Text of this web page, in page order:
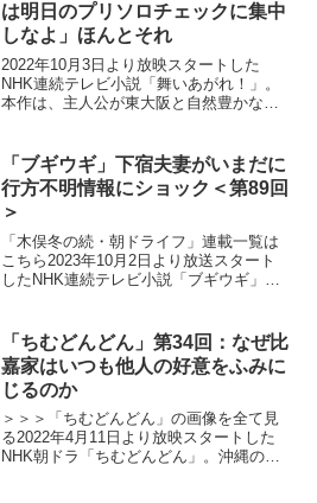
は明日のプリソロチェックに集中
しなよ」ほんとそれ
2022年10月3日より放映スタートした
NHK連続テレビ小説「舞いあがれ！」。
本作は、主人公が東大阪と自然豊かな長
折と再生のストーリー。ものづくりの
町・東大阪で生まれ育...
「ブギウギ」下宿夫妻がいまだに
行方不明情報にショック＜第89回
＞
「木俣冬の続・朝ドライフ」連載一覧は
こちら2023年10月2日より放送スタート
したNHK連続テレビ小説「ブギウギ」。
をモデルにオリジナルストーリーで描く
本作。歌って踊る...
「ちむどんどん」第34回：なぜ比
嘉家はいつも他人の好意をふみに
じるのか
＞＞＞「ちむどんどん」の画像を全て見
る2022年4月11日より放映スタートした
NHK朝ドラ「ちむどんどん」。沖縄の本